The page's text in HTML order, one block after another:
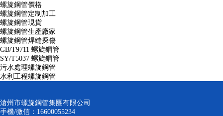
螺旋鋼管價格
螺旋鋼管定制加工
螺旋鋼管現貨
螺旋鋼管生產廠家
螺旋鋼管焊縫探傷
GB/T9711 螺旋鋼管
SY/T5037 螺旋鋼管
污水處理螺旋鋼管
水利工程螺旋鋼管
滄州市螺旋鋼管集團有限公司
手機/微信：16600055234